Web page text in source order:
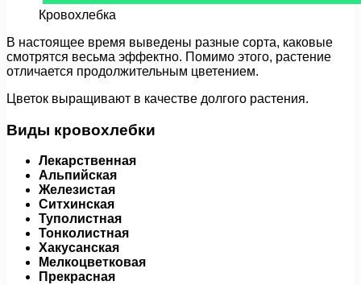
Кровохлебка
В настоящее время выведены разные сорта, каковые
смотрятся весьма эффектно. Помимо этого, растение
отличается продолжительным цветением.
Цветок выращивают в качестве долгого растения.
Виды кровохлебки
Лекарственная
Альпийская
Железистая
Ситхинская
Туполистная
Тонколистная
Хакусанская
Мелкоцветковая
Прекрасная